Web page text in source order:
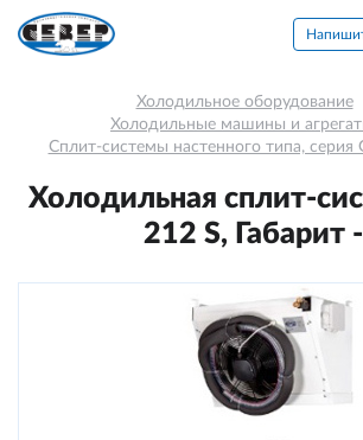
Холодильное оборудование
Холодильные машины и
Сплит-системы настенного типа, серия
Холодильная сплит-
212 S, Габарит